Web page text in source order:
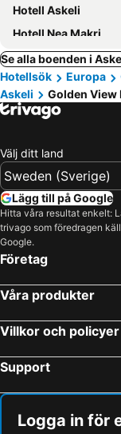
Hotell Askeli
Hotell Nea Makri
Se alla boenden i
Hotellsök
Europa
Askeli
Golden View
Välj ditt land
Lägg till på Google
Hitta våra resultat enkelt:
trivago som föredragen
Google.
Företag
Våra produkter
Villkor och policyer
Support
Logga in för